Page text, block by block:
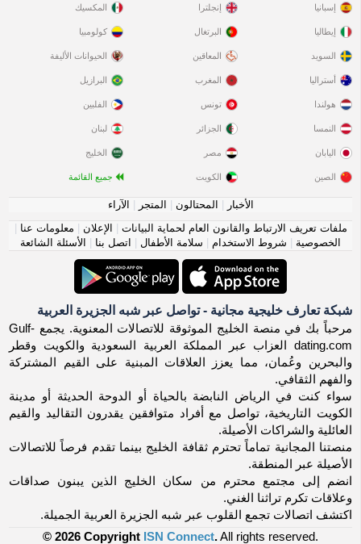
إسبانيا
إيطاليا
السويد
إنجلترا
البرتغال
المعاقين
المكسيك
كولومبيا
الحيوانات الأليفة
أستراليا
هولندا
النمسا
اليابان
الصين
المغرب
تونس
الجزائر
مصر
الكويت
البرازيل
الفلبين
لبنان
الخليج
جميع القائمة
الأخبار المحتالون المتجر
الآراء
ملفات تعريف الارتباط والقانون العام لحماية البيانات
الإعلان معلومات عنا
الخصوصية
شروط الاستخدام سلامة الأطفال اتصل بنا الأسئلة الشائعة
شبكة تعارف خليجية مجانية - تواصل عبر شبه الجزيرة العربية
مرحباً بك في منصة الخليج الموثوقة للاتصالات المعنوية. يجمع Gulf-
dating.com العزاب عبر المملكة العربية السعودية والكويت وقطر
والبحرين وعُمان، مما يعزز العلاقات المبنية على القيم المشتركة
والفهم الثقافي.
سواء كنت في الرياض النابضة بالحياة أو الدوحة الحديثة أو مدينة
الكويت التاريخية، تواصل مع أفراد متوافقين يقدرون التقاليد والقيم
العائلية والشراكات الأصيلة.
منصتنا المجانية تماماً تحترم ثقافة الخليج بينما تقدم فرصاً للاتصالات
الأصيلة عبر المنطقة.
انضم إلى مجتمع محترم من سكان الخليج الذين يبنون صداقات
وعلاقات تكرم تراثنا الغني.
اكتشف اتصالات تجمع القلوب عبر شبه الجزيرة العربية الجميلة.
© 2026 Copyright ISN Connect.All rights reserved.